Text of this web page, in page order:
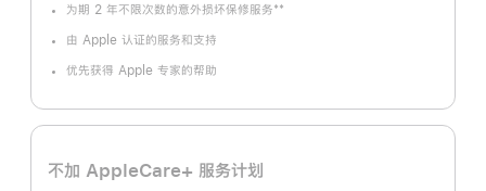
为期 2 年不限次数的意外损坏保修服务
注
**
由 Apple 认证的服务和支持
优先获得 Apple 专家的帮助
不加 AppleCare+ 服务计划